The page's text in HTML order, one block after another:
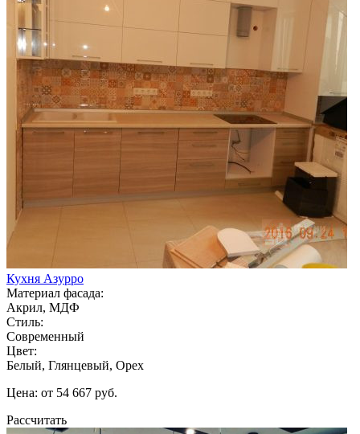
Кухня Азурро
Материал фасада:
Акрил, МДФ
Стиль:
Современный
Цвет:
Белый, Глянцевый, Орех
Цена: от 54 667 руб.
Рассчитать